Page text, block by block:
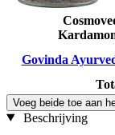
Govinda
Voeg beide toe aan
Beschrijving